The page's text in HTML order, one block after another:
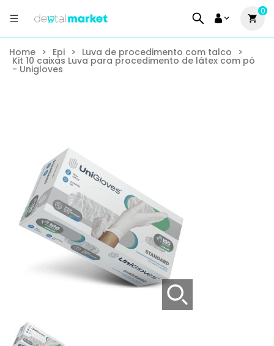
0
Home > Epi > Luva de procedimento com talco >
Kit 10 caixas Luva para procedimento de látex com pó
- Unigloves